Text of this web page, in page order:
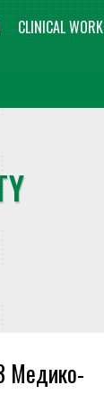
CLINICAL WORK
Медико-